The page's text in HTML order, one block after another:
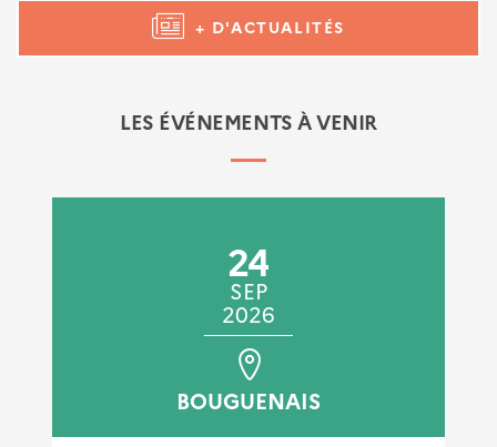
+ D'ACTUALITÉS
LES ÉVÉNEMENTS À VENIR
24
SEP
2026
BOUGUENAIS